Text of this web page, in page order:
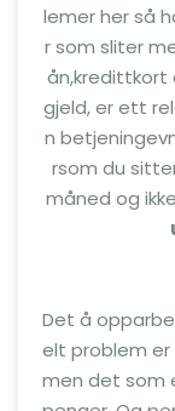
lemer her så
r som sliter
ån,kredittkort
gjeld, er ett
n
rsom du
måned og
Det å
elt problem er
men det som